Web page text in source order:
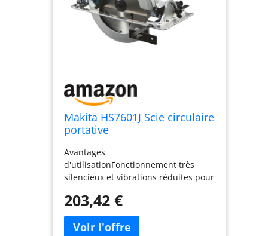
Makita HS7601J Scie circulaire
portative
Avantages
d'utilisationFonctionnement très
silencieux et vibrations réduites pour
Verrouillage en un tournemain du
réglage de profondeur et d'angle et
du guide parallèle, Dispositif filaire
203,42 €